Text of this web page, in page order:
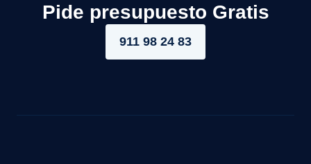
Pide presupuesto Gratis
911 98 24 83